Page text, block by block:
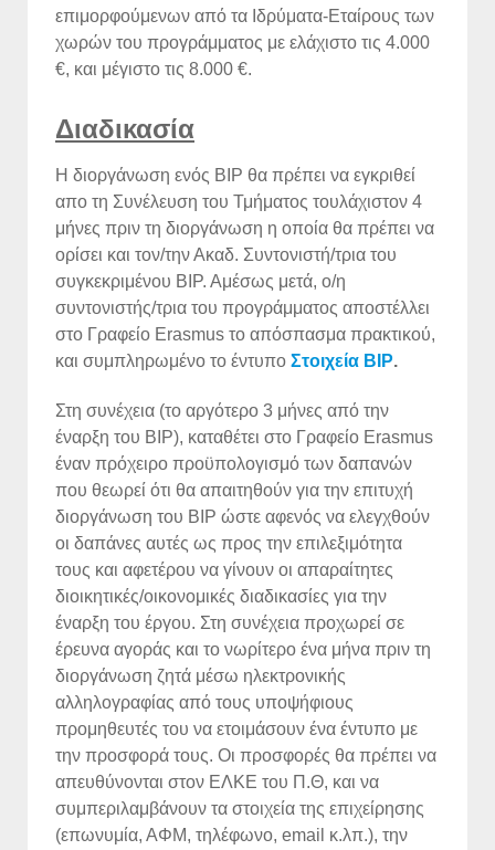
επιμορφούμενων από τα Ιδρύματα-Εταίρους των
χωρών του προγράμματος με ελάχιστο τις 4.000
€, και μέγιστο τις 8.000 €.
Διαδικασία
H διοργάνωση ενός BIP θα πρέπει να εγκριθεί
απο τη Συνέλευση του Τμήματος τουλάχιστον 4
μήνες πριν τη διοργάνωση η οποία θα πρέπει να
ορίσει και τον/την Ακαδ. Συντονιστή/τρια του
συγκεκριμένου ΒΙΡ. Αμέσως μετά, ο/η
συντονιστής/τρια του προγράμματος αποστέλλει
στο Γραφείο Erasmus το απόσπασμα πρακτικού,
και συμπληρωμένο το έντυπο Στοιχεία ΒIP.
Στη συνέχεια (το αργότερο 3 μήνες από την
έναρξη του ΒΙΡ), καταθέτει στο Γραφείο Erasmus
έναν πρόχειρο προϋπολογισμό των δαπανών
που θεωρεί ότι θα απαιτηθούν για την επιτυχή
διοργάνωση του ΒΙΡ ώστε αφενός να ελεγχθούν
οι δαπάνες αυτές ως προς την επιλεξιμότητα
τους και αφετέρου να γίνουν οι απαραίτητες
διοικητικές/οικονομικές διαδικασίες για την
έναρξη του έργου. Στη συνέχεια προχωρεί σε
έρευνα αγοράς και το νωρίτερο ένα μήνα πριν τη
διοργάνωση ζητά μέσω ηλεκτρονικής
αλληλογραφίας από τους υποψήφιους
προμηθευτές του να ετοιμάσουν ένα έντυπο με
την προσφορά τους. Οι προσφορές θα πρέπει να
απευθύνονται στον ΕΛΚΕ του Π.Θ, και να
συμπεριλαμβάνουν τα στοιχεία της επιχείρησης
(επωνυμία, ΑΦΜ, τηλέφωνο, email κ.λπ.), την